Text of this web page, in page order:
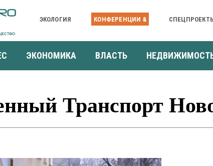
ЭКОЛОГИЯ КОНФЕРЕНЦИИ &
ЭКОНОМИКА ВЛАСТЬ
Транспорт